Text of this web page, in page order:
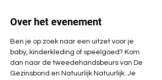
Over het evenement
Ben je op zoek naar een uitzet voor je
baby, kinderkleding of speelgoed? Kom
dan naar de tweedehandsbeurs van De
Gezinsbond en Natuurlijk Natuurlijk. Je